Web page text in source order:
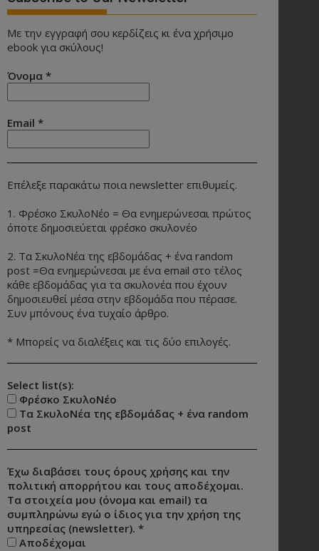
Με την εγγραφή σου κερδίζεις κι ένα χρήσιμο
ebook για σκύλους!
Όνομα *
Email *
Επέλεξε παρακάτω ποια newsletter επιθυμείς.
1. Φρέσκο ΣκυλοΝέο = Θα ενημερώνεσαι πρώτος
όποτε δημοσιεύεται φρέσκο σκυλονέο
2. Τα ΣκυλοΝέα της εβδομάδας + ένα random
post =Θα ενημερώνεσαι με ένα email στο τέλος
κάθε εβδομάδας για τα σκυλονέα που έχουν
δημοσιευθεί μέσα στην εβδομάδα που πέρασε.
Συν μπόνους ένα τυχαίο άρθρο.
* Μπορείς να διαλέξεις και τις δύο επιλογές.
Select list(s):
Φρέσκο ΣκυλοΝέο
Τα ΣκυλοΝέα της εβδομάδας + ένα random
post
Έχω διαβάσει τους όρους χρήσης και την
πολιτική απορρήτου και τους αποδέχομαι.
Τα στοιχεία μου (όνομα και email) τα
συμπληρώνω εγώ ο ίδιος για την χρήση της
υπηρεσίας (newsletter). *
Αποδέχομαι